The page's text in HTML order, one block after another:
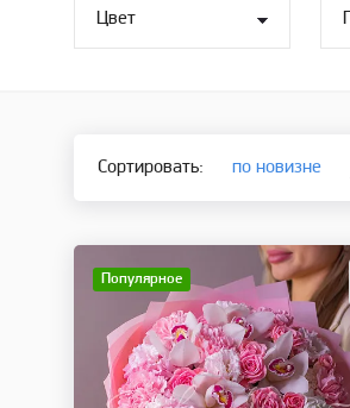
Цвет
Сортировать: по новизне
Популярное